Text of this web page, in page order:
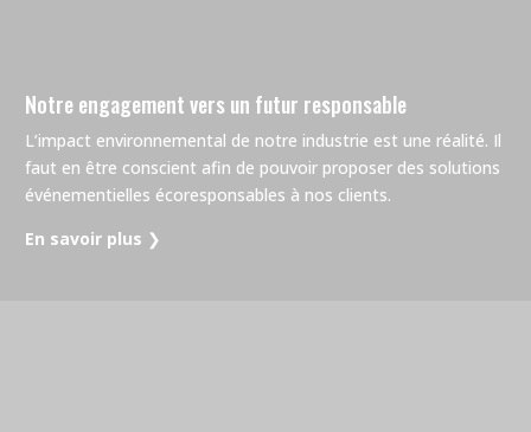
Notre engagement vers un futur responsable
L’impact environnemental de notre industrie est une réalité. Il
faut en être conscient afin de pouvoir proposer des solutions
événementielles écoresponsables à nos clients.
En savoir plus ❯